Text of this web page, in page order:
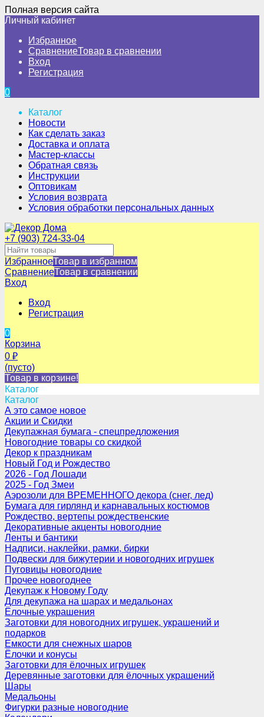
Полная версия сайта
Личный кабинет
Избранное
СравнениеТовар в сравнении
Вход
Регистрация
0
Каталог
Новости
Как сделать заказ
Доставка и оплата
Мастер-классы
Обратная связь
Инструкции
Оптовикам
Условия возврата
Условия обработки персональных данных
+7 (903) 724-33-04
ИзбранноеТовар в избранном
СравнениеТовар в сравнении
Вход
Вход
Регистрация
0
Корзина
0 ₽
(пусто)
Товар в корзине!
Каталог
Каталог
А это самое новое
Акции и Скидки
Декупажная бумага - спецпредложения
Новогодние товары со скидкой
Декор к праздникам
Новый Год и Рождество
2026 - Год Лошади
2025 - Год Змеи
Аэрозоли для ВРЕМЕННОГО декора (снег, лед)
Бумага для гирлянд и карнавальных костюмов
Рождество, вертепы рождественские
Декоративные акценты новогодние
Ленты и бантики
Надписи, наклейки, рамки, бирки
Подвески для бижутерии и новогодних игрушек
Пуговицы новогодние
Прочее новогоднее
Декупаж к Новому Году
Для декупажа на шарах и медальонах
Ёлочные украшения
Заготовки для новогодних игрушек, украшений и
подарков
Емкости для снежных шаров
Ёлочки и конусы
Заготовки для ёлочных игрушек
Деревянные заготовки для ёлочных украшений
Шары
Медальоны
Фигурки разные новогодние